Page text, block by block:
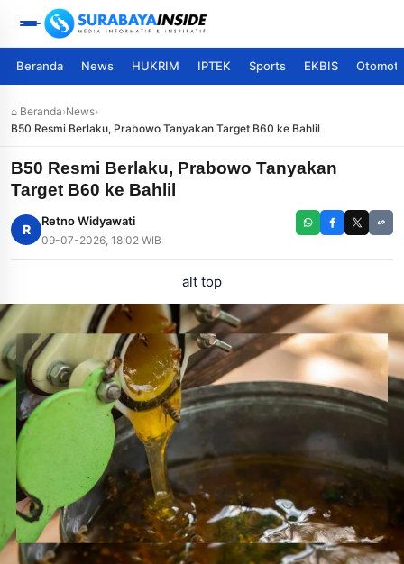
Beranda News HUKRIM IPTEK Sports EKBIS
⌂ Beranda›News›
B50 Resmi Berlaku, Prabowo Tanyakan Target B60 ke Bahlil
B50 Resmi Berlaku, Prabowo Tanyakan
Target B60 ke Bahlil
R
Retno Widyawati
09-07-2026, 18:02 WIB
alt top